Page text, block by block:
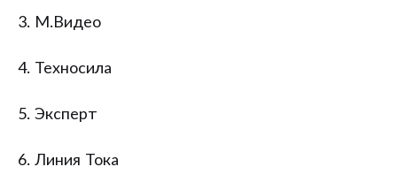
3. М.Видео
4. Техносила
5. Эксперт
6. Линия Тока